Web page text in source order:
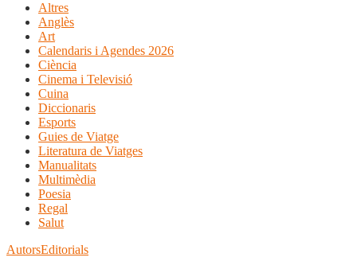
Altres
Anglès
Art
Calendaris i Agendes 2026
Ciència
Cinema i Televisió
Cuina
Diccionaris
Esports
Guies de Viatge
Literatura de Viatges
Manualitats
Multimèdia
Poesia
Regal
Salut
AutorsEditorials